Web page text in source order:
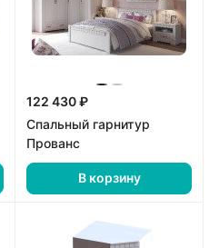
122 430 ₽
Спальный гарнитур
Прованс
В корзину